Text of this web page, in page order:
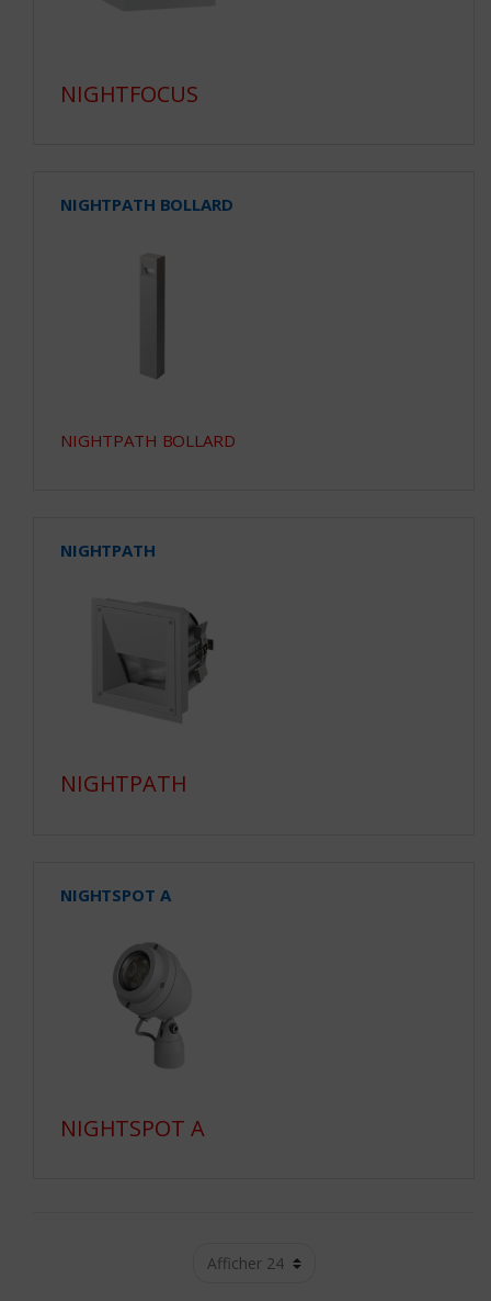
NIGHTFOCUS
NIGHTPATH BOLLARD
NIGHTPATH BOLLARD
NIGHTPATH
NIGHTPATH
NIGHTSPOT A
NIGHTSPOT A